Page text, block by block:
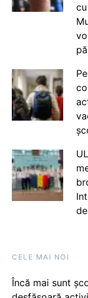
CELE MAI NOI
Încă mai sunt